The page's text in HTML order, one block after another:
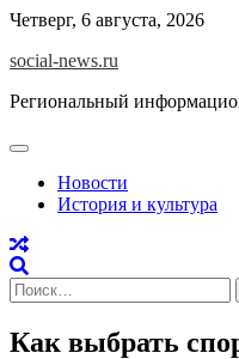
Skip
content
Четверг, 6 августа, 2026
social-news.ru
Региональный
Новости
История и культура
Найти:
Как выбрать